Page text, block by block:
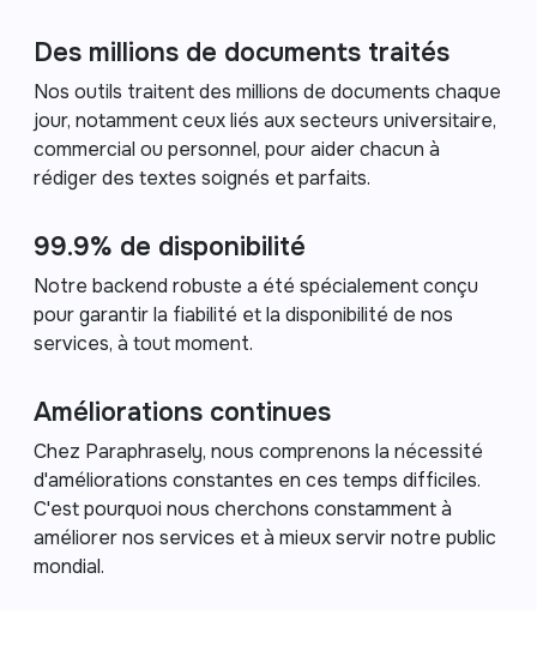
Des millions de documents traités
Nos outils traitent des millions de documents chaque
jour, notamment ceux liés aux secteurs universitaire,
commercial ou personnel, pour aider chacun à
rédiger des textes soignés et parfaits.
99.9% de disponibilité
Notre backend robuste a été spécialement conçu
pour garantir la fiabilité et la disponibilité de nos
services, à tout moment.
Améliorations continues
Chez Paraphrasely, nous comprenons la nécessité
d'améliorations constantes en ces temps difficiles.
C'est pourquoi nous cherchons constamment à
améliorer nos services et à mieux servir notre public
mondial.